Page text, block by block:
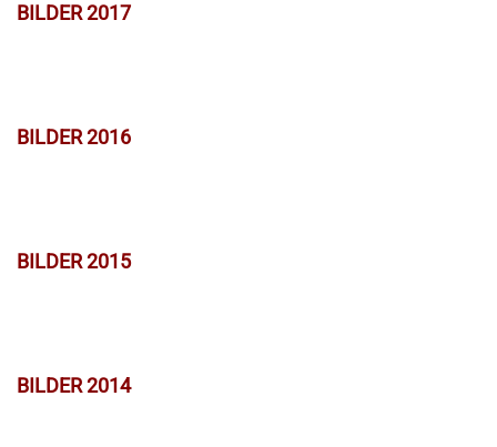
BILDER 2017
BILDER 2016
BILDER 2015
BILDER 2014